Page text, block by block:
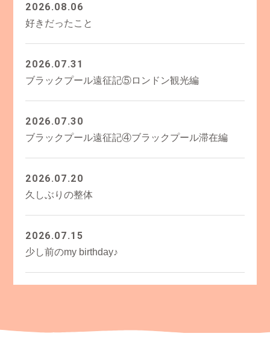
2026.08.06
好きだったこと
2026.07.31
ブラックプール遠征記⑤ロンドン観光編
2026.07.30
ブラックプール遠征記④ブラックプール滞在編
2026.07.20
久しぶりの整体
2026.07.15
少し前のmy birthday♪